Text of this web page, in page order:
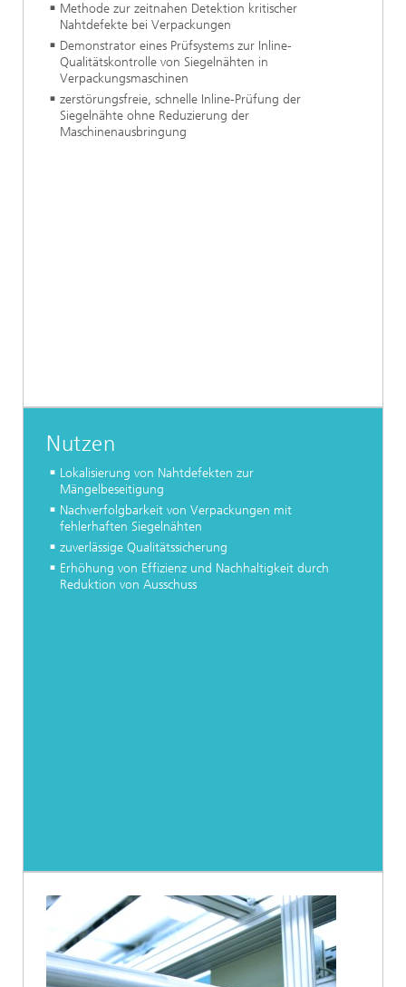
Methode zur zeitnahen Detektion kritischer
Nahtdefekte bei Verpackungen
Demonstrator eines Prüfsystems zur Inline-
Qualitätskontrolle von Siegelnähten in
Verpackungsmaschinen
zerstörungsfreie, schnelle Inline-Prüfung der
Siegelnähte ohne Reduzierung der
Maschinenausbringung
Nutzen
Lokalisierung von Nahtdefekten zur
Mängelbeseitigung
Nachverfolgbarkeit von Verpackungen mit
fehlerhaften Siegelnähten
zuverlässige Qualitätssicherung
Erhöhung von Effizienz und Nachhaltigkeit durch
Reduktion von Ausschuss